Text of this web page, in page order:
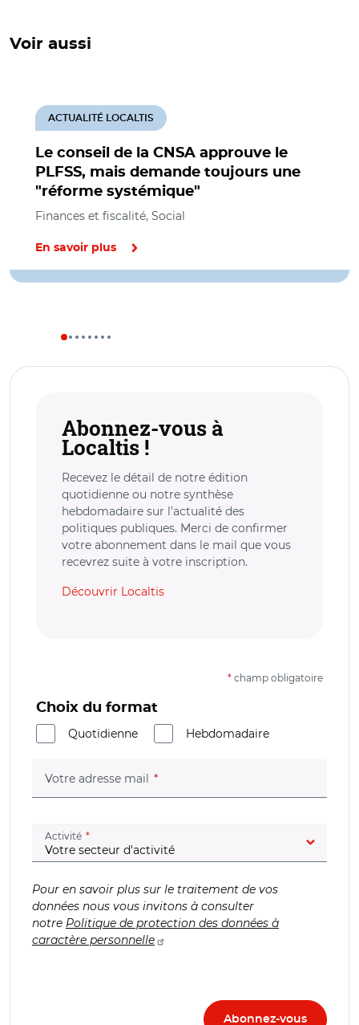
Voir aussi
Le conseil de la CNSA approuve le
PLFSS, mais demande toujours une
"réforme systémique"
ACTUALITÉ LOCALTIS
Finances et fiscalité, Social
En savoir plus
Abonnez-vous à
Localtis !
Recevez le détail de notre édition
quotidienne ou notre synthèse
hebdomadaire sur l’actualité des
politiques publiques. Merci de confirmer
votre abonnement dans le mail que vous
recevrez suite à votre inscription.
Découvrir Localtis
* champ obligatoire
Choix du format
Quotidienne
Hebdomadaire
Votre adresse mail (champ obligatoire)
Activité (champ obligatoire)
Pour en savoir plus sur le traitement de vos
données nous vous invitons à consulter
notre Politique de protection des données à
caractère personnelle